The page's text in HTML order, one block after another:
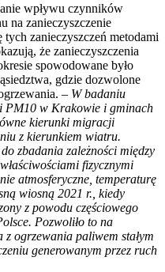
wpływu czynników
na zanieczyszczenie
zanieczyszczeń metodami
że zanieczyszczenia
spowodowane było
gdzie dozwolone
– W badaniu
PM10 w Krakowie i gminach
kierunki migracji
z kierunkiem wiatru.
zbadania zależności między
fizycznymi
atmosferyczne, temperaturę
wiosną 2021 r., kiedy
z powodu częściowego
Pozwoliło to na
z ogrzewania paliwem stałym
generowanym przez ruch